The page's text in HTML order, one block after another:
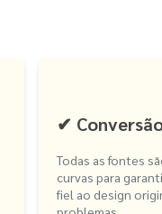
✔
Todas as fontes
curvas para
fiel ao design